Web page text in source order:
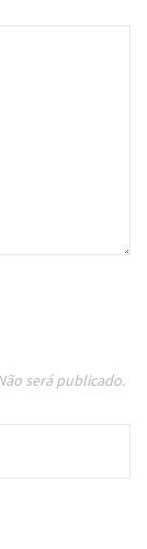
será publicado.